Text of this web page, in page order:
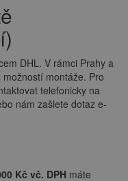
DHL. V rámci Prahy a
montáže. Pro
telefonicky na
nám zašlete dotaz e-
Kč vč. DPH máte